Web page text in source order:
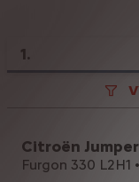
1.
Citroën
Furgon 330 L2H1